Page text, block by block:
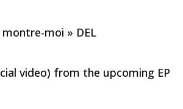
moi » DEL
video) from the upcoming EP